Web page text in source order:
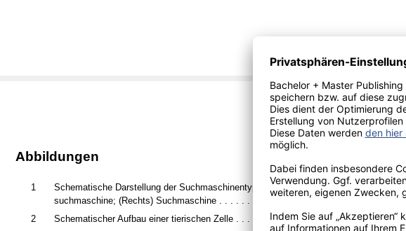
Abbildungen
1
Schematische Darstellung der Suchmaschinentypen; (Links) Meta-
suchmaschine; (Rechts) Suchmaschine . . . . . . . . . . . . . . . . . .
2
Schematischer Aufbau einer tierischen Zelle . . . . . . . . . . . . . . . 15